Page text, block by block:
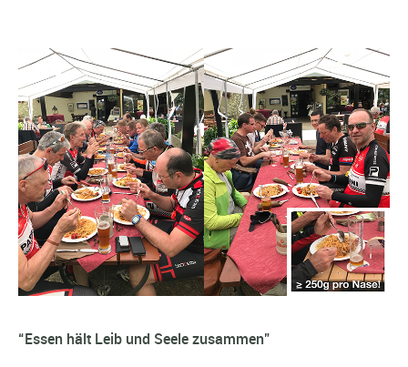
“Essen hält Leib und Seele zusammen”